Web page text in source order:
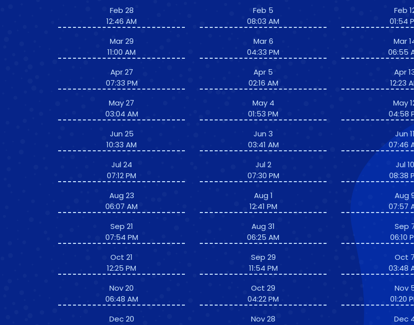
Feb 28
12:46 AM
Mar 29
11:00 AM
Apr 27
07:33 PM
May 27
03:04 AM
Jun 25
10:33 AM
Jul 24
07:12 PM
Aug 23
06:07 AM
Sep 21
07:54 PM
Oct 21
12:25 PM
Nov 20
06:48 AM
Dec 20
Feb 5
08:03 AM
Mar 6
04:33 PM
Apr 5
02:16 AM
May 4
01:53 PM
Jun 3
03:41 AM
Jul 2
07:30 PM
Aug 1
12:41 PM
Aug 31
06:25 AM
Sep 29
11:54 PM
Oct 29
04:22 PM
Nov 28
Feb
01:54
Mar
06:55
Apr
12:23
May
04:58
Jun 11
07:46
Jul 10
08:38
Aug
07:57
Sep
06:10
Oct 7
03:48
Nov
01:20
Dec